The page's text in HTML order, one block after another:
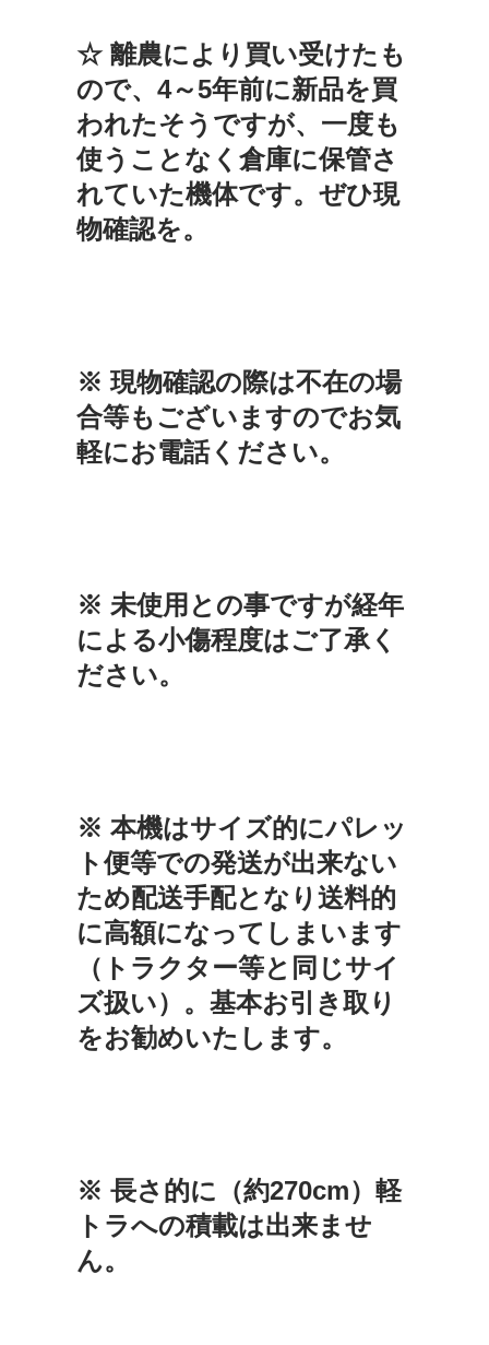
☆ 離農により買い受けたも
ので、4～5年前に新品を買
われたそうですが、一度も
使うことなく倉庫に保管さ
れていた機体です。ぜひ現
物確認を。
※ 現物確認の際は不在の場
合等もございますのでお気
軽にお電話ください。
※ 未使用との事ですが経年
による小傷程度はご了承く
ださい。
※ 本機はサイズ的にパレッ
ト便等での発送が出来ない
ため配送手配となり送料的
に高額になってしまいます
（トラクター等と同じサイ
ズ扱い）。基本お引き取り
をお勧めいたします。
※ 長さ的に（約270cm）軽
トラへの積載は出来ませ
ん。